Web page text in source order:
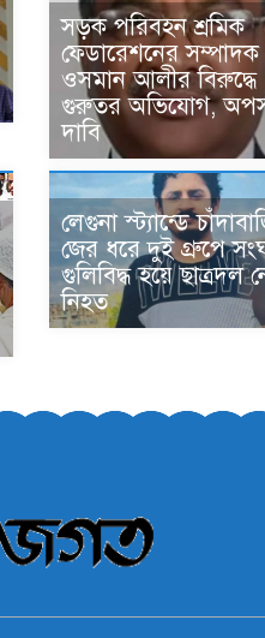
সড়ক পরিবহন শ্রমিক
ফেডারেশনের সম্পাদক
ওসমান আলীর বিরুদ্ধে
গুরুতর অভিযোগ,
দাবি
লেগুনা স্ট্যান্ডে
জের ধরে দুই গ্রুপে
গুলিবিদ্ধ হয়ে ছাত্রদল
নিহত